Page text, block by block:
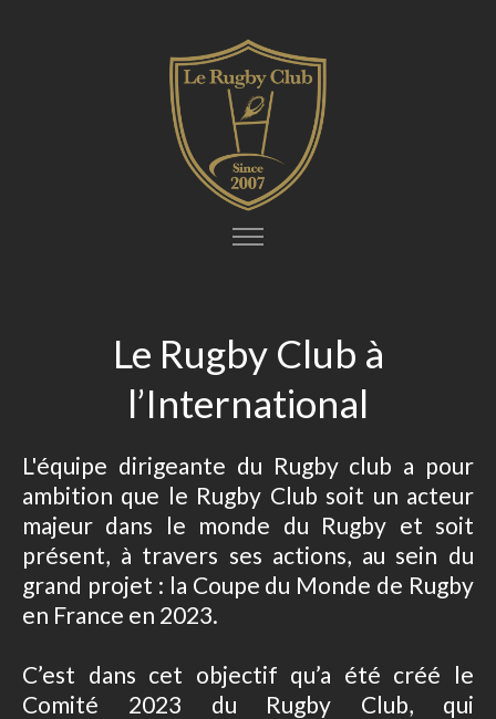
Le Rugby Club à
l’International
L'équipe dirigeante du Rugby club a pour
ambition que le Rugby Club soit un acteur
majeur dans le monde du Rugby et soit
présent, à travers ses actions, au sein du
grand projet : la Coupe du Monde de Rugby
en France en 2023.
C’est dans cet objectif qu’a été créé le
Comité 2023 du Rugby Club, qui